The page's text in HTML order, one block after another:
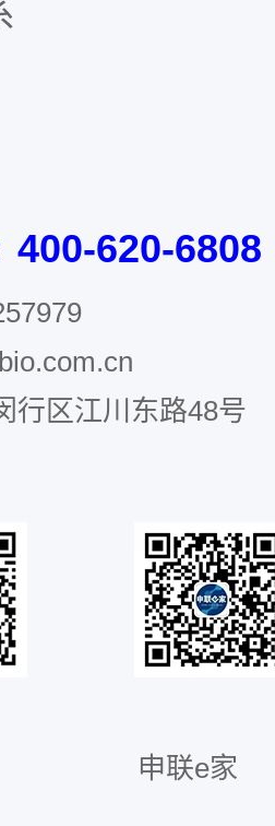
400-620-6808
行区江川东路48号
申联e家